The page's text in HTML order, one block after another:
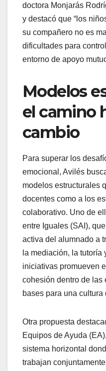
doctora Monjarás
y destacó que “los
su compañero no es
dificultades para
entorno de apoyo
Modelos
el camino
cambio
Para superar los
emocional, Avilés
modelos estructurales
docentes como a los
colaborativo. Uno de
entre Iguales (SAI),
activa del alumnado a
la mediación, la
iniciativas promueven
cohesión dentro de las
bases para una cultura
Otra propuesta
Equipos de Ayuda
sistema horizontal
trabajan